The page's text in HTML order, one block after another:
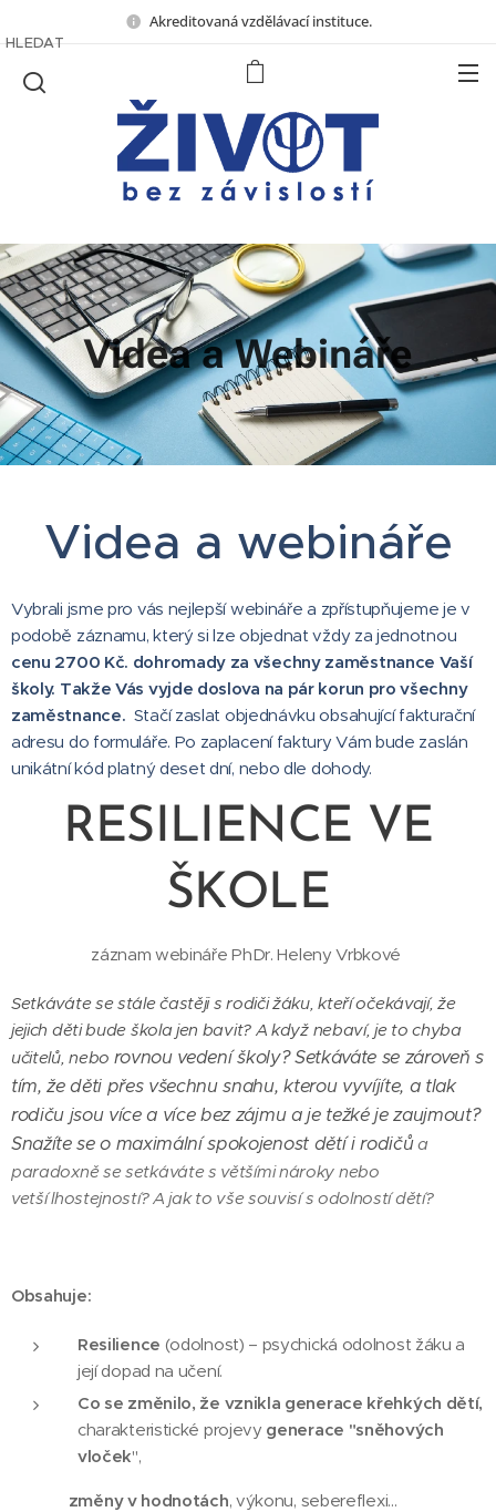
Akreditovaná vzdělávací instituce.
HLEDAT
Videa a Webináře
Videa a webináře
Vybrali jsme pro vás nejlepší webináře a zpřístupňujeme je v
podobě záznamu, který si lze objednat vždy za jednotnou
cenu 2700 Kč. dohromady za všechny zaměstnance Vaší
školy. Takže Vás vyjde doslova na pár korun pro všechny
zaměstnance. Stačí zaslat objednávku obsahující fakturační
adresu do formuláře. Po zaplacení faktury Vám bude zaslán
unikátní kód platný deset dní, nebo dle dohody.
RESILIENCE VE
ŠKOLE
záznam webináře PhDr. Heleny Vrbkové
Setkáváte se stále častějis rodiči žáku, kteří očekávají, že
jejich děti bude škola jen bavit? A když nebaví, je to chyba
učitelů, nebo rovnou vedení školy? Setkáváte se zároveň s
tím, že děti přes všechnu snahu, kterou vyvíjíte, a tlak
rodiču jsou více a více bez zájmua je težké je zaujmout?
Snažíte se o maximální spokojenost dětí i rodičůa
paradoxně se setkáváte s většími nároky nebo
vetší lhostejností? A jak to vše souvisí s odolností dětí?
Obsahuje:
Resilience (odolnost) – psychická odolnost žáku a
její dopad na učení.
Co se změnilo, že vznikla generace křehkých dětí,
charakteristické projevy generace "sněhových
vloček",
změny v hodnotách, výkonu, sebereflexi...